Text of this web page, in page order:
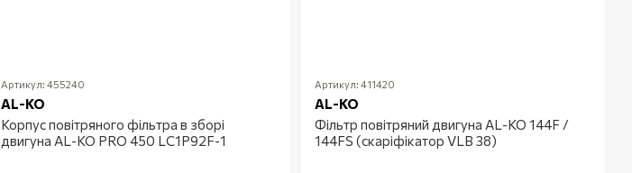
Артикул: 455240
AL-KO
Корпус повітряного фільтра в зборі
двигуна AL-KO PRO 450 LC1P92F-1
Артикул: 411420
AL-KO
Фільтр повітряний двигуна AL-KO 144F /
144FS (скаріфікатор VLB 38)